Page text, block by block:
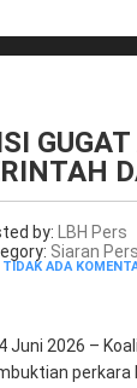
by:
LBH Pers
Siaran Pers
TIDAK ADA
Juni 2026 –